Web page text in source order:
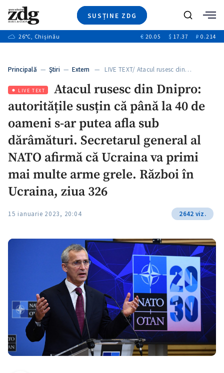
SUSȚINE ZDG
Ştiri
+9
Special
+1
Blog
+1
Caută
26°C, Chișinău € 20.05 $ 17.37 ₽ 0.214
Principală — Ştiri — Extern — LIVE TEXT/ Atacul rusesc din…
LIVE TEXT
Atacul rusesc din Dnipro:
autoritățile susțin că până la 40 de
oameni s-ar putea afla sub
dărâmături. Secretarul general al
NATO afirmă că Ucraina va primi
mai multe arme grele. Război în
Ucraina, ziua 326
15 ianuarie 2023, 20:04 2642 viz.